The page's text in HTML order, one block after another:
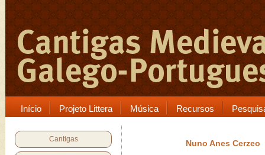
Início Projeto Littera Música Recursos
Cantigas Nuno Anes Cerzeo